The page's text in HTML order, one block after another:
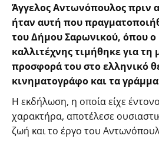
Άγγελος Αντωνόπουλος πριν
ήταν αυτή που
του Δήμου Σαρωνικού, όπου ο
καλλιτέχνης τιμήθηκε για τη
προσφορά του στο ελληνικό
κινηματογράφο και τα
Η εκδήλωση, η οποία είχε
χαρακτήρα, αποτέλεσε
ζωή και το έργο του